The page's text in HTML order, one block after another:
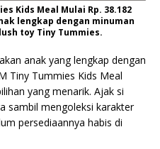
Kids Meal Mulai Rp. 38.182
lengkap dengan minuman
toy Tiny Tummies.
anak yang lengkap dengan
Tiny Tummies Kids Meal
yang menarik. Ajak si
sambil mengoleksi karakter
persediaannya habis di